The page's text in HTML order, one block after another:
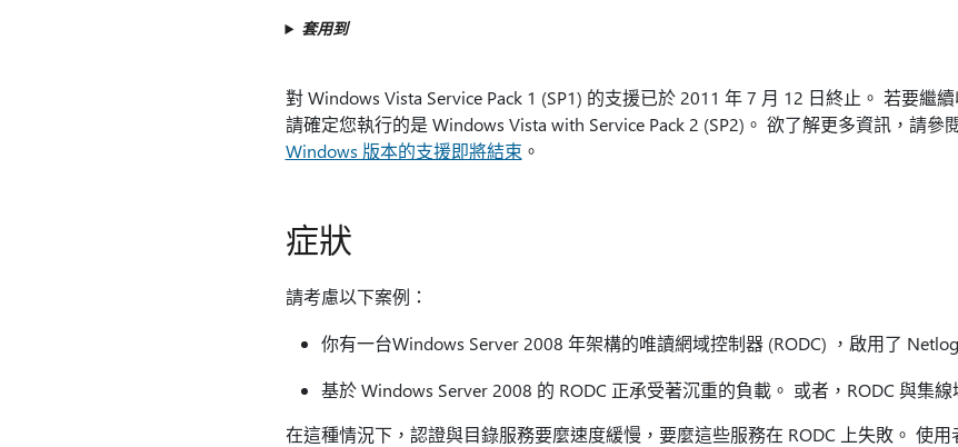
套用到
對 Windows Vista Service Pack 1 (SP1) 的支援已於 2011 年 7 月 12 日終止。 若要繼
請確定您執行的是 Windows Vista with Service Pack 2 (SP2)。 欲了解更多資訊，請參
Windows 版本的支援即將結束 。
症狀
請考慮以下案例：
你有一台Windows Server 2008 年架構的唯讀網域控制器 (RODC) ，啟用了
基於 Windows Server 2008 的 RODC 正承受著沉重的負載。 或者，RODC 與集
在這種情況下，認證與目錄服務要麼速度緩慢，要麼這些服務在 RODC 上失敗。 使用